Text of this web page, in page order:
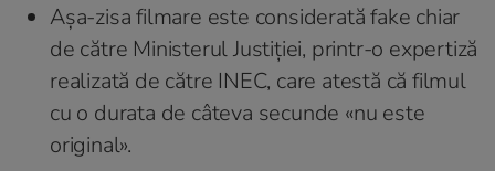
Așa-zisa filmare este considerată fake chiar
de către Ministerul Justiției, printr-o expertiză
realizată de către INEC, care atestă că filmul
cu o durata de câteva secunde «nu este
original».